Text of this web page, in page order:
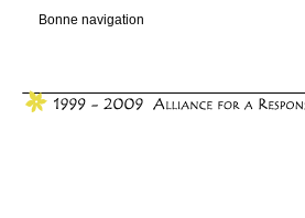
Bonne navigation